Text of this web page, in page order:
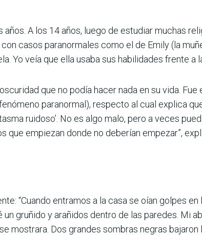
años. A los 14 años, luego de estudiar muchas
casos paranormales como el de Emily (la
Yo veía que ella usaba sus habilidades frente a
que no podía hacer nada en su vida.
paranormal), respecto al cual explica
ruidoso’. No es algo malo, pero a veces
que empiezan donde no deberían empezar”,
“Cuando entramos a la casa se oían golpes en
gruñido y arañidos dentro de las paredes. Mi
mostrara. Dos grandes sombras negras